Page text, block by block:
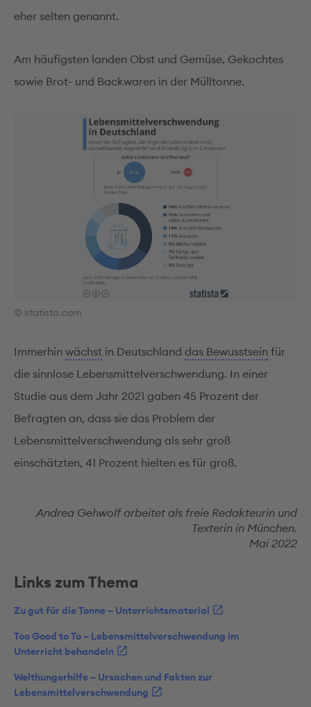
eher selten genannt.
Am häufigsten landen Obst und Gemüse, Gekochtes
sowie Brot- und Backwaren in der Mülltonne.
© statista.com
Immerhin wächst in Deutschland das Bewusstsein für
die sinnlose Lebensmittelverschwendung. In einer
Studie aus dem Jahr 2021 gaben 45 Prozent der
Befragten an, dass sie das Problem der
Lebensmittelverschwendung als sehr groß
einschätzten, 41 Prozent hielten es für groß.
Andrea Gehwolf arbeitet als freie Redakteurin und
Texterin in München.
Mai 2022
Links zum Thema
Zu gut für die Tonne – Unterrichtsmaterial
Too Good to To – Lebensmittelverschwendung im
Unterricht behandeln
Welthungerhilfe – Ursachen und Fakten zur
Lebensmittelverschwendung